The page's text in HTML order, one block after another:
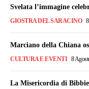
Svelata l’immagine
GIOSTRA DEL SARACINO
Marciano della Chiana
CULTURA E EVENTI 8
La Misericordia di